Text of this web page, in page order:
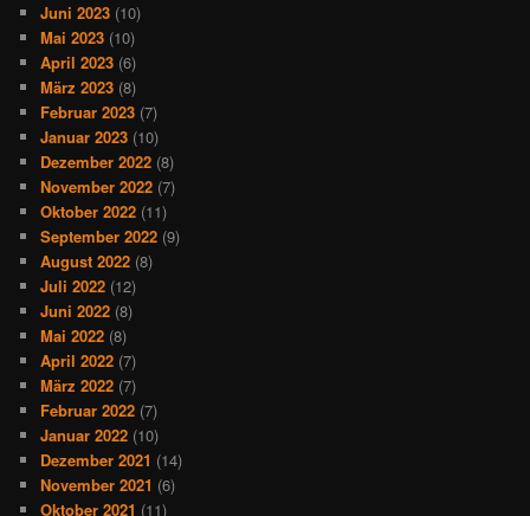
Juni 2023 (10)
Mai 2023 (10)
April 2023 (6)
März 2023 (8)
Februar 2023 (7)
Januar 2023 (10)
Dezember 2022 (8)
November 2022 (7)
Oktober 2022 (11)
September 2022 (9)
August 2022 (8)
Juli 2022 (12)
Juni 2022 (8)
Mai 2022 (8)
April 2022 (7)
März 2022 (7)
Februar 2022 (7)
Januar 2022 (10)
Dezember 2021 (14)
November 2021 (6)
Oktober 2021 (11)